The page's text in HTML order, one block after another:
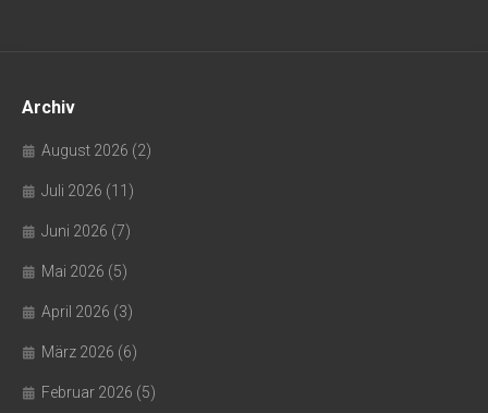
Archiv
August 2026 (2)
Juli 2026 (11)
Juni 2026 (7)
Mai 2026 (5)
April 2026 (3)
März 2026 (6)
Februar 2026 (5)